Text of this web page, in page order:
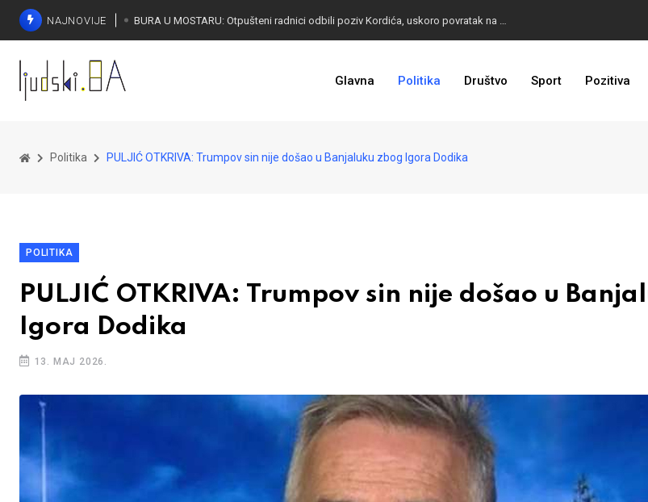
NAJNOVIJE
Glavna Politika Društvo Sport Pozitiva
Politika PULJIĆ OTKRIVA: Trumpov sin nije došao u Banjaluku zbog Igora Dodika
POLITIKA
PULJIĆ OTKRIVA: Trumpov sin nije došao u
Igora Dodika
13. MAJ 2026.